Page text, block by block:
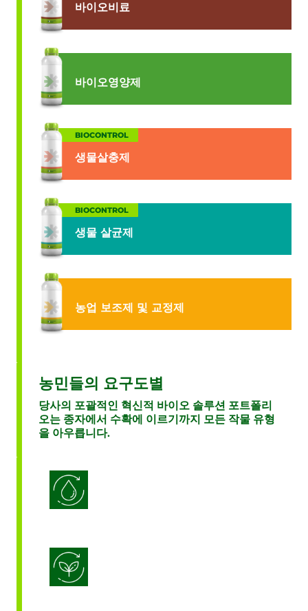
바이오비료
바이오영양제
BIOCONTROL
생물살충제
BIOCONTROL
생물 살균제
농업 보조제 및 교정제
농민들의 요구도별
당사의 포괄적인 혁신적 바이오 솔루션 포트폴리
오는 종자에서 수확에 이르기까지 모든 작물 유형
을 아우릅니다.